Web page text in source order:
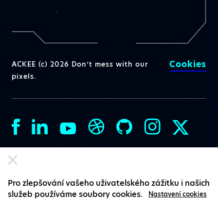
ACKEE (c) 2026 Don’t mess with our
pixels.
Cookies
Pro zlepšování vašeho uživatelského zážitku i našich
služeb používáme soubory cookies.
Nastavení cookies